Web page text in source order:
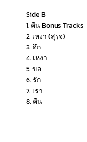
Side B
1. คืน Bonus Tracks
2. เหงา (สุรุจ)
3. ดึก
4. เหงา
5. ขอ
6. รัก
7. เรา
8. คืน